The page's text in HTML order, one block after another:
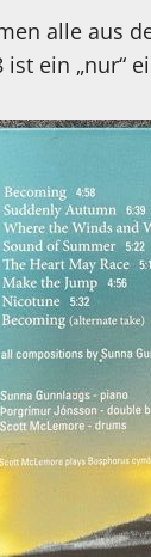
alle aus
ist ein „nur“